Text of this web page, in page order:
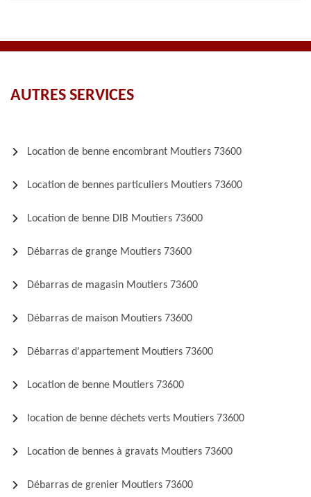
AUTRES SERVICES
Location de benne encombrant Moutiers 73600
Location de bennes particuliers Moutiers 73600
Location de benne DIB Moutiers 73600
Débarras de grange Moutiers 73600
Débarras de magasin Moutiers 73600
Débarras de maison Moutiers 73600
Débarras d'appartement Moutiers 73600
Location de benne Moutiers 73600
location de benne déchets verts Moutiers 73600
Location de bennes à gravats Moutiers 73600
Débarras de grenier Moutiers 73600